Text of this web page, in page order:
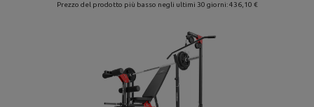
Prezzo del prodotto più basso negli ultimi 30 giorni: 436,10 €